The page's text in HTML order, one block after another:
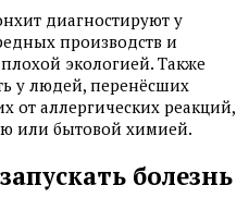
диагностируют у
производств и
экологией. Также
у людей, перенёсших
от аллергических реакций,
или бытовой химией.
болезнь